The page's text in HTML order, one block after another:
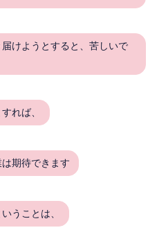
けようとすると、苦しいで
れば、
期待できます
うことは、